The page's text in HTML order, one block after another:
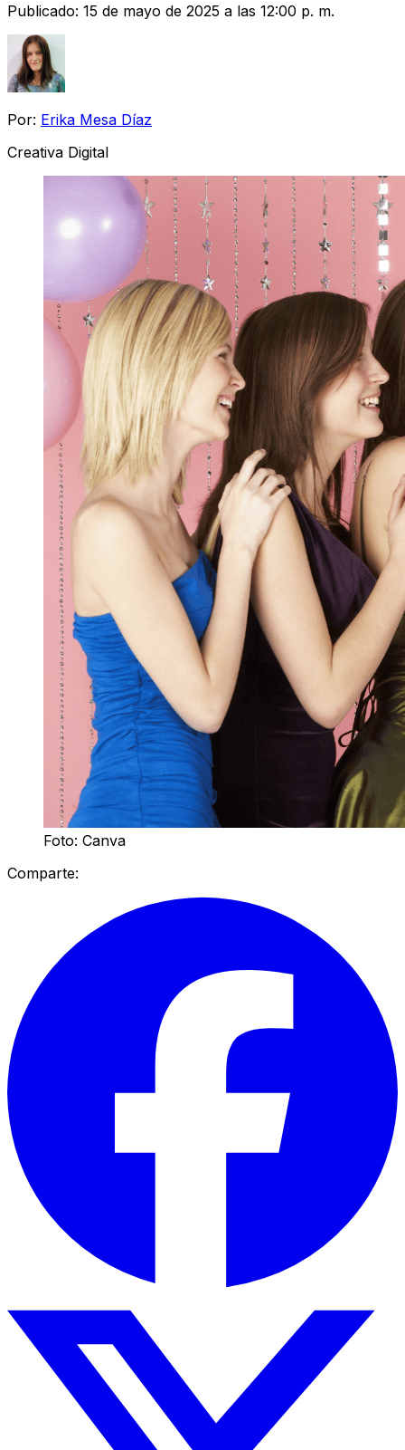
Publicado: 15 de mayo de 2025 a las 12:00 p. m.
Por: Erika Mesa Díaz
Creativa Digital
Foto: Canva
Comparte: